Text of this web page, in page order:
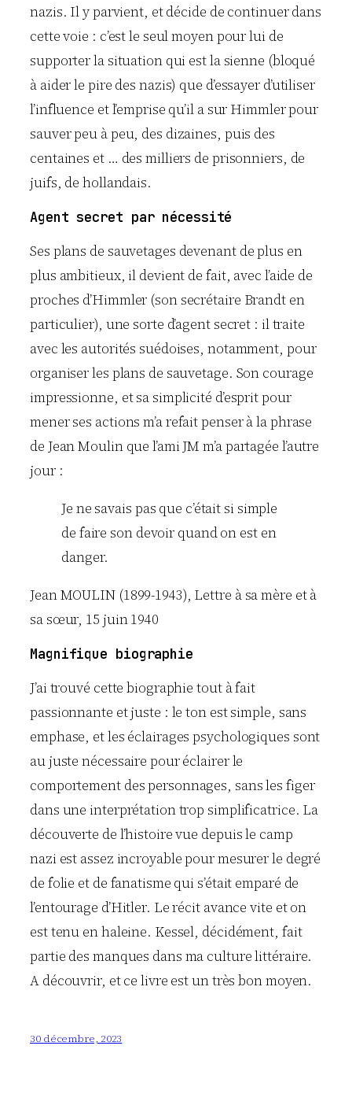
nazis. Il y parvient, et décide de continuer dans
cette voie : c’est le seul moyen pour lui de
supporter la situation qui est la sienne (bloqué
à aider le pire des nazis) que d’essayer d’utiliser
l’influence et l’emprise qu’il a sur Himmler pour
sauver peu à peu, des dizaines, puis des
centaines et … des milliers de prisonniers, de
juifs, de hollandais.
Agent secret par nécessité
Ses plans de sauvetages devenant de plus en
plus ambitieux, il devient de fait, avec l’aide de
proches d’Himmler (son secrétaire Brandt en
particulier), une sorte d’agent secret : il traite
avec les autorités suédoises, notamment, pour
organiser les plans de sauvetage. Son courage
impressionne, et sa simplicité d’esprit pour
mener ses actions m’a refait penser à la phrase
de Jean Moulin que l’ami JM m’a partagée l’autre
jour :
Je ne savais pas que c’était si simple
de faire son devoir quand on est en
danger.
Jean MOULIN (1899-1943), Lettre à sa mère et à
sa sœur, 15 juin 1940
Magnifique biographie
J’ai trouvé cette biographie tout à fait
passionnante et juste : le ton est simple, sans
emphase, et les éclairages psychologiques sont
au juste nécessaire pour éclairer le
comportement des personnages, sans les figer
dans une interprétation trop simplificatrice. La
découverte de l’histoire vue depuis le camp
nazi est assez incroyable pour mesurer le degré
de folie et de fanatisme qui s’était emparé de
l’entourage d’Hitler. Le récit avance vite et on
est tenu en haleine. Kessel, décidément, fait
partie des manques dans ma culture littéraire.
A découvrir, et ce livre est un très bon moyen.
30 décembre, 2023